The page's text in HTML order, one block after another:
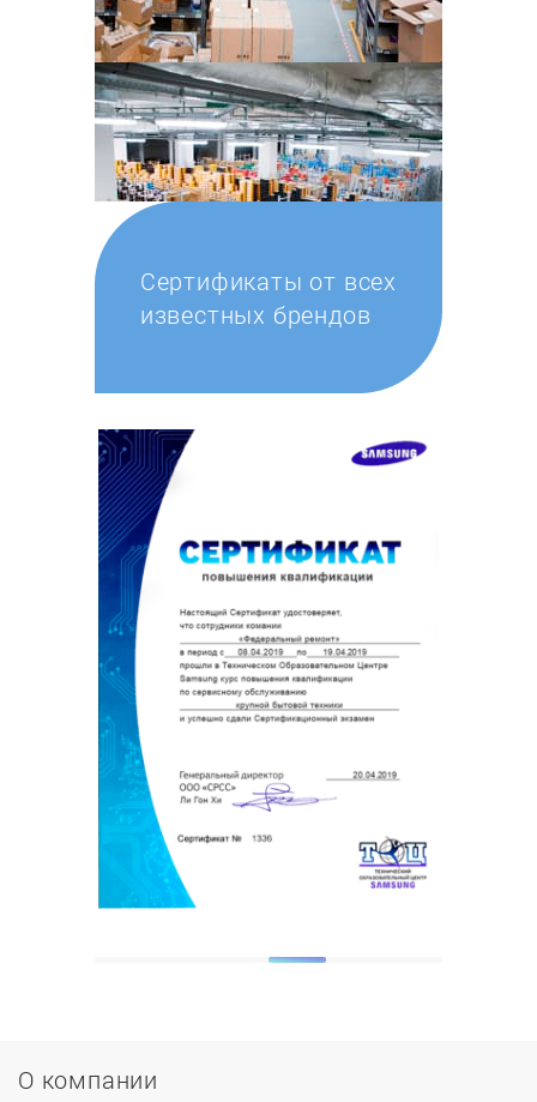
Сертификаты от всех
известных брендов
О компании